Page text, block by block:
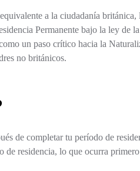
a la ciudadanía
Permanente bajo la ley de
un paso crítico hacia la
no británicos.
de completar tu período de
de residencia, lo que ocurra